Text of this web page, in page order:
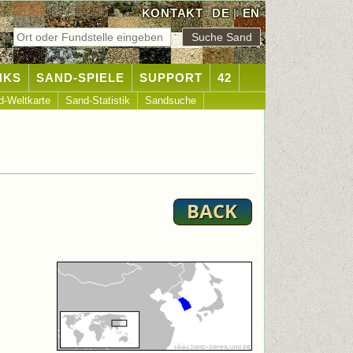
KONTAKT DE|EN
SAND-SPIELE SUPPORT 42
Weltkarte Sand-Statistik Sandsuche